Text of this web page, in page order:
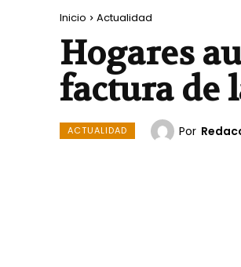
Inicio Actualidad
Hogares
factura de
ACTUALIDAD Por